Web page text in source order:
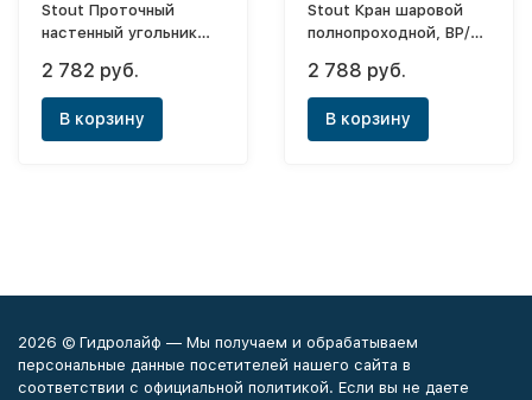
Stout Проточный
настенный угольник
труб из сшитого
полиэтилена
2 782 руб.
В корзину
Stout Кран шаровой
полнопроходной, ВР/
2 788 руб.
В корзину
2026 © Гидролайф — Мы получаем и обрабатываем
персональные данные посетителей нашего сайта в
соответствии с официальной политикой. Если вы не даете